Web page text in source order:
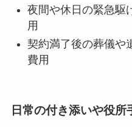
夜間や休日の緊急駆
用
契約満了後の葬儀や
費用
日常の付き添いや役所